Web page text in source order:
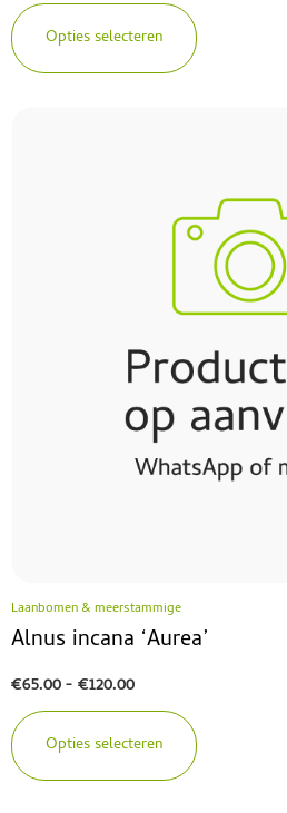
Opties selecteren
Laanbomen & meerstammige
Alnus incana ‘Aurea’
€65.00-€120.00
Opties selecteren